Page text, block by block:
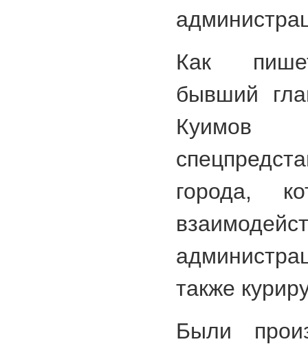
Как
бывший
Куимов
города,
также
Были